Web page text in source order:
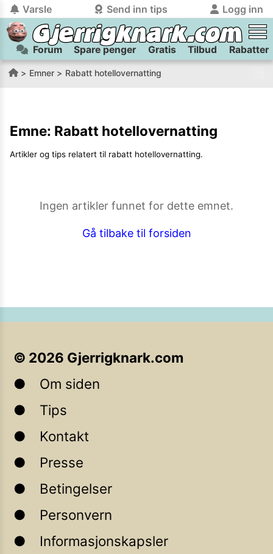
Varsle Send inn tips Logg inn
tilbake
Logg inn på Gjerrigknark.com:
Logg inn med Vipps
tilbake
Send inn tips:
Vil du være med i tipsekonkurransen kan du oppgi
Forum Spare penger Gratis Tilbud Rabatter
Emner Rabatt hotellovernatting
Emne: Rabatt hotellovernatting
Artikler og tips relatert til rabatt hotellovernatting.
Ingen artikler funnet for dette emnet.
Gå tilbake til forsiden
© 2026 Gjerrigknark.com
Om siden
Tips
Kontakt
Presse
Betingelser
Personvern
Informasjonskapsler